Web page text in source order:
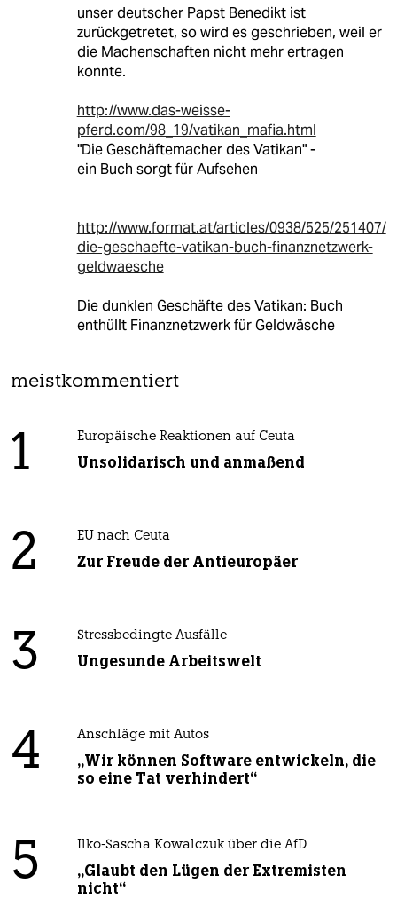
unser deutscher Papst Benedikt ist
zurückgetretet, so wird es geschrieben, weil er
die Machenschaften nicht mehr ertragen
konnte.
http://www.das-weisse-
pferd.com/98_19/vatikan_mafia.html
"Die Geschäftemacher des Vatikan" -
ein Buch sorgt für Aufsehen
http://www.format.at/articles/0938/525/251407/
die-geschaefte-vatikan-buch-finanznetzwerk-
geldwaesche
Die dunklen Geschäfte des Vatikan: Buch
enthüllt Finanznetzwerk für Geldwäsche
meistkommentiert
1 Europäische Reaktionen auf Ceuta
Unsolidarisch und anmaßend
2 EU nach Ceuta
Zur Freude der Antieuropäer
3 Stressbedingte Ausfälle
Ungesunde Arbeitswelt
4 Anschläge mit Autos
„Wir können Software entwickeln, die
so eine Tat verhindert“
5 Ilko-Sascha Kowalczuk über die AfD
„Glaubt den Lügen der Extremisten
nicht“